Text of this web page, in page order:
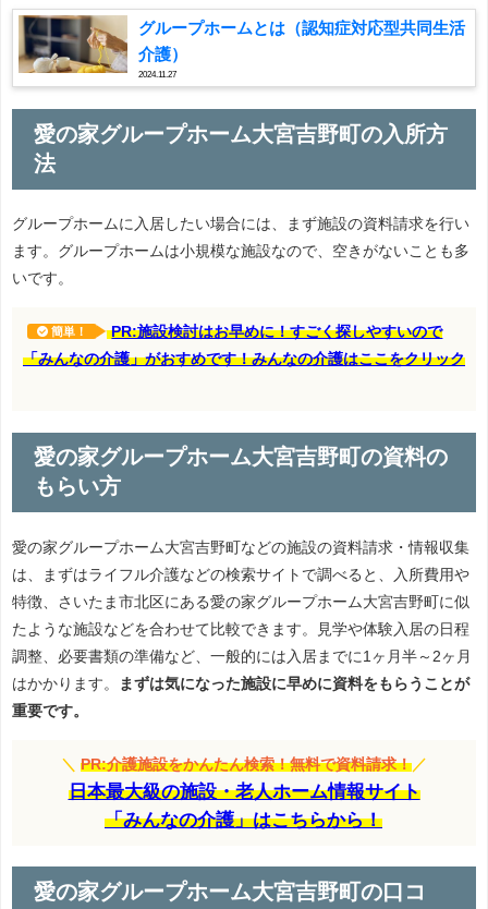
グループホームとは（認知症対応型共同生活
介護）
2024.11.27
愛の家グループホーム大宮吉野町の入所方
法
グループホームに入居したい場合には、まず施設の資料請求を行い
ます。グループホームは小規模な施設なので、空きがないことも多
いです。
簡単！
PR:施設検討はお早めに！すごく探しやすいので
「みんなの介護」がおすめです！みんなの介護はここをクリック
愛の家グループホーム大宮吉野町の資料の
もらい方
愛の家グループホーム大宮吉野町などの施設の資料請求・情報収集
は、まずはライフル介護などの検索サイトで調べると、入所費用や
特徴、さいたま市北区にある愛の家グループホーム大宮吉野町に似
たような施設などを合わせて比較できます。見学や体験入居の日程
調整、必要書類の準備など、一般的には入居までに1ヶ月半～2ヶ月
はかかります。
まずは気になった施設に早めに資料をもらうことが
重要です。
＼ PR:介護施設をかんたん検索！無料で資料請求！ ／
日本最大級の施設・老人ホーム情報サイト
「みんなの介護」はこちらから！
愛の家グループホーム大宮吉野町の口コ